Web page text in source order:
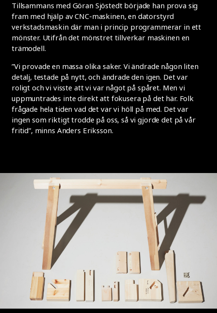
Tillsammans med Göran Sjöstedt började han prova sig
fram med hjälp av CNC-maskinen, en datorstyrd
verkstadsmaskin där man i princip programmerar in ett
mönster. Utifrån det mönstret tillverkar maskinen en
trämodell.
”Vi provade en massa olika saker. Vi ändrade någon liten
detalj, testade på nytt, och ändrade den igen. Det var
roligt och vi visste att vi var något på spåret. Men vi
uppmuntrades inte direkt att fokusera på det här. Folk
frågade hela tiden vad det var vi höll på med. Det var
ingen som riktigt trodde på oss, så vi gjorde det på vår
fritid”, minns Anders Eriksson.